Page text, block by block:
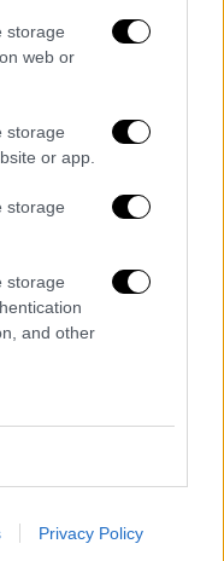
storage
web or
storage
or app.
storage
storage
and other
Privacy Policy
υποτονική
brands του
ότι ο Mισέλ
αίτημα του
μια
Περνά η ρύθμιση
και
στον ιδιωτικό
πιέζουν την
ρύθμιση για τα
Είχαν